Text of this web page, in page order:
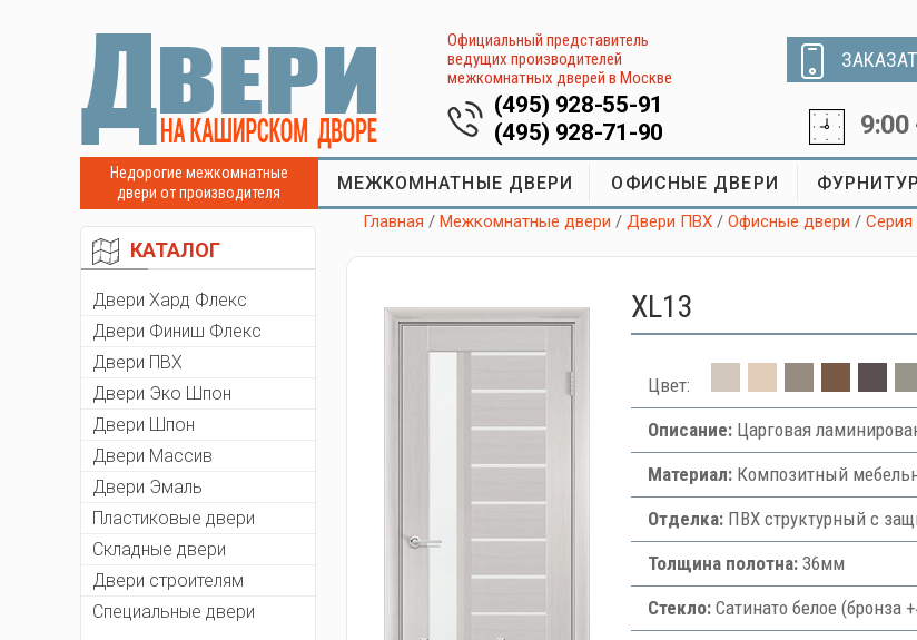
Официальный представитель
ведущих производителей
межкомнатных дверей в Москве
(495) 928-55-91
(495) 928-71-90
9:00
Недорогие межкомнатные
двери от производителя
МЕЖКОМНАТНЫЕ ДВЕРИ ОФИСНЫЕ ДВЕРИ
КАТАЛОГ
Двери Хард Флекс
Двери Финиш Флекс
Двери ПВХ
Двери Эко Шпон
Двери Шпон
Двери Массив
Двери Эмаль
Пластиковые двери
Складные двери
Двери строителям
Специальные двери
Главная /Межкомнатные двери /Двери ПВХ /Офисные двери /Серия
XL13
Цвет:
Описание:Царговая
Материал:Композитный
Отделка:ПВХ структурный с
Толщина полотна:36мм
Стекло:Сатинато белое (бронза